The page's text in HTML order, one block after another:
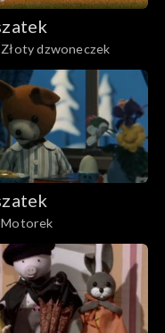
dzwoneczek
Motorek